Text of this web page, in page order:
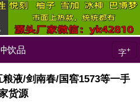
饮品 字+
液/剑南春/国窖1573等一手
货源